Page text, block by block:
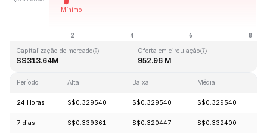
Última atualização: 2026-08-08, 04:31 GMT+0
Capitalização de mercado
S$313.64M
Oferta em circulação
952.96 M
Período Alta Baixa Média
24 Horas S$0.329540 S$0.329540 S$0.329540
7 dias S$0.339361 S$0.320447 S$0.332400